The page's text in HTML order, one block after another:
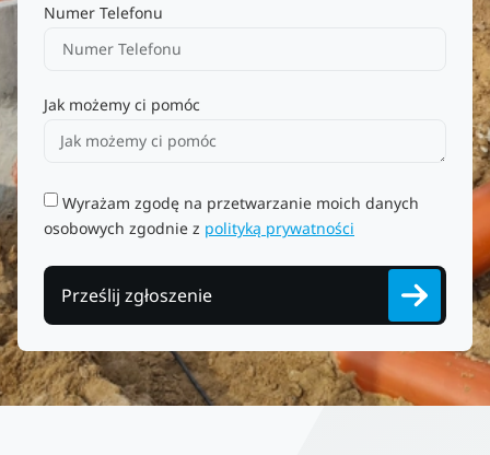
Numer Telefonu
Jak możemy ci pomóc
Wyrażam zgodę na przetwarzanie moich danych
osobowych zgodnie z polityką prywatności
Prześlij zgłoszenie